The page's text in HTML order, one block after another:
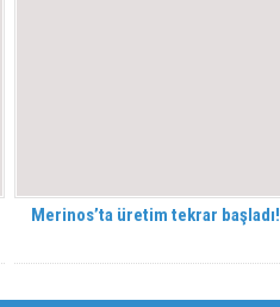
Merinos’ta üretim tekrar başladı!